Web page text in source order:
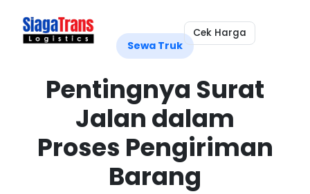
Cek Harga
Sewa Truk
Pentingnya Surat
Jalan dalam
Proses Pengiriman
Barang